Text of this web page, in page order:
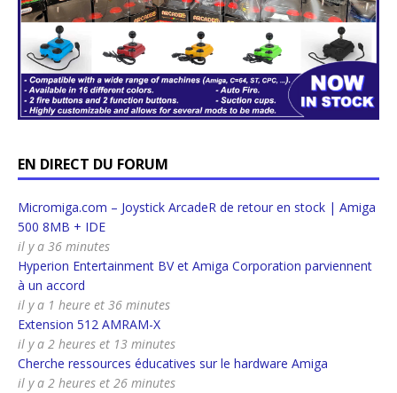
EN DIRECT DU FORUM
Micromiga.com – Joystick ArcadeR de retour en stock | Amiga
500 8MB + IDE
il y a 36 minutes
Hyperion Entertainment BV et Amiga Corporation parviennent
à un accord
il y a 1 heure et 36 minutes
Extension 512 AMRAM-X
il y a 2 heures et 13 minutes
Cherche ressources éducatives sur le hardware Amiga
il y a 2 heures et 26 minutes